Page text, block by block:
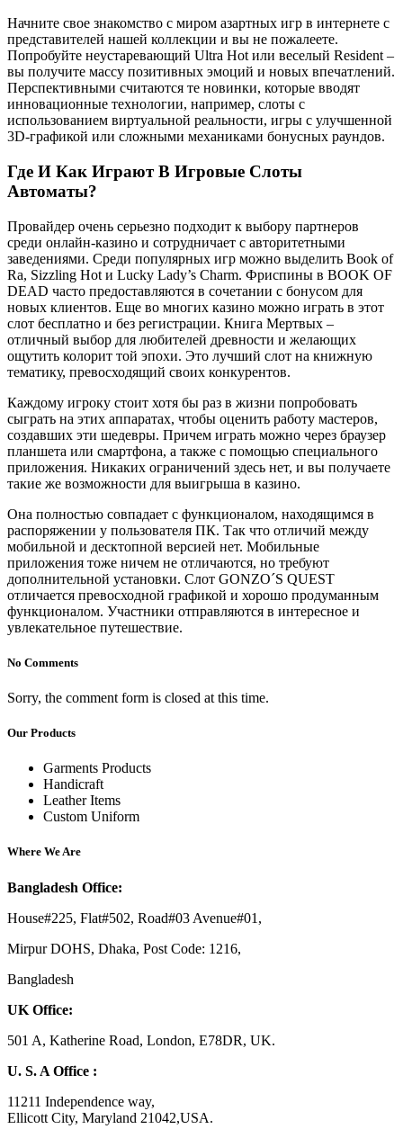
Начните свое знакомство с миром азартных игр в интернете с
представителей нашей коллекции и вы не пожалеете.
Попробуйте неустаревающий Ultra Hot или веселый Resident –
вы получите массу позитивных эмоций и новых впечатлений.
Перспективными считаются те новинки, которые вводят
инновационные технологии, например, слоты с
использованием виртуальной реальности, игры с улучшенной
3D-графикой или сложными механиками бонусных раундов.
Где И Как Играют В Игровые Слоты
Автоматы?
Провайдер очень серьезно подходит к выбору партнеров
среди онлайн-казино и сотрудничает с авторитетными
заведениями. Среди популярных игр можно выделить Book of
Ra, Sizzling Hot и Lucky Lady’s Charm. Фриспины в BOOK OF
DEAD часто предоставляются в сочетании с бонусом для
новых клиентов. Еще во многих казино можно играть в этот
слот бесплатно и без регистрации. Книга Мертвых –
отличный выбор для любителей древности и желающих
ощутить колорит той эпохи. Это лучший слот на книжную
тематику, превосходящий своих конкурентов.
Каждому игроку стоит хотя бы раз в жизни попробовать
сыграть на этих аппаратах, чтобы оценить работу мастеров,
создавших эти шедевры. Причем играть можно через браузер
планшета или смартфона, а также с помощью специального
приложения. Никаких ограничений здесь нет, и вы получаете
такие же возможности для выигрыша в казино.
Она полностью совпадает с функционалом, находящимся в
распоряжении у пользователя ПК. Так что отличий между
мобильной и десктопной версией нет. Мобильные
приложения тоже ничем не отличаются, но требуют
дополнительной установки. Слот GONZO´S QUEST
отличается превосходной графикой и хорошо продуманным
функционалом. Участники отправляются в интересное и
увлекательное путешествие.
No Comments
Sorry, the comment form is closed at this time.
Our Products
Garments Products
Handicraft
Leather Items
Custom Uniform
Where We Are
Bangladesh Office:
House#225, Flat#502, Road#03 Avenue#01,
Mirpur DOHS, Dhaka, Post Code: 1216,
Bangladesh
UK Office:
501 A, Katherine Road, London, E78DR, UK.
U. S. A Office :
11211 Independence way,
Ellicott City, Maryland 21042,USA.